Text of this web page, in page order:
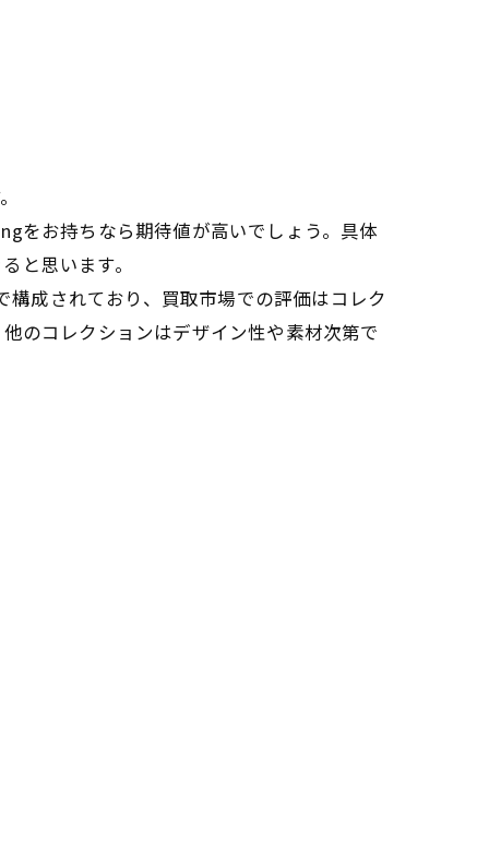
をお持ちなら期待値が高いでしょう。具体
と思います。
成されており、買取市場での評価はコレク
のコレクションはデザイン性や素材次第で